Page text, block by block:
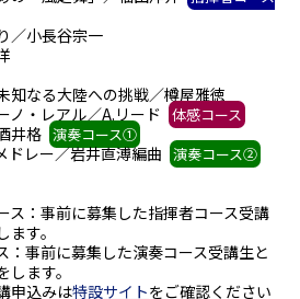
／小長谷宗一
知なる大陸への挑戦／樽屋雅徳
ノ・レアル／A.リード 体感コース
井格 演奏コース①
ドレー／岩井直溥編曲 演奏コース②
ス：事前に募集した指揮者コース受講
す。
：事前に募集した演奏コース受講生と
します。
申込みは特設サイトをご確認ください